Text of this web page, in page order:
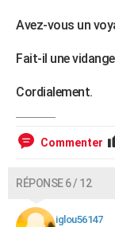
Avez-vous un
Fait-il une
Cordialement.
Commenter
RÉPONSE 6 / 12
iglou56147